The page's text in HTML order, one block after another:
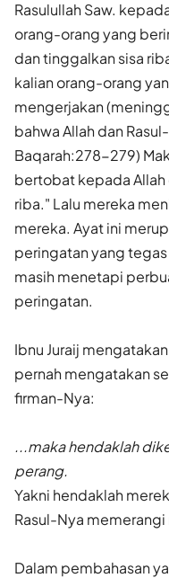
Rasulullah Saw.
orang-orang yang
dan tinggalkan sisa
kalian orang-orang
mengerjakan
bahwa Allah dan
Baqarah:278-279)
bertobat kepada Allah
riba." Lalu mereka
mereka. Ayat ini
peringatan yang
masih menetapi
peringatan.
Ibnu Juraij
pernah mengatakan
firman-Nya:
...maka hendaklah
perang.
Yakni hendaklah
Rasul-Nya memerangi
Dalam pembahasan